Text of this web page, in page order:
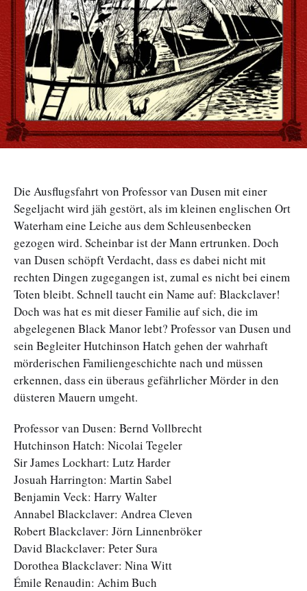
Die Ausflugsfahrt von Professor van Dusen mit einer
Segeljacht wird jäh gestört, als im kleinen englischen Ort
Waterham eine Leiche aus dem Schleusenbecken
gezogen wird. Scheinbar ist der Mann ertrunken. Doch
van Dusen schöpft Verdacht, dass es dabei nicht mit
rechten Dingen zugegangen ist, zumal es nicht bei einem
Toten bleibt. Schnell taucht ein Name auf: Blackclaver!
Doch was hat es mit dieser Familie auf sich, die im
abgelegenen Black Manor lebt? Professor van Dusen und
sein Begleiter Hutchinson Hatch gehen der wahrhaft
mörderischen Familiengeschichte nach und müssen
erkennen, dass ein überaus gefährlicher Mörder in den
düsteren Mauern umgeht.
Professor van Dusen: Bernd Vollbrecht
Hutchinson Hatch: Nicolai Tegeler
Sir James Lockhart: Lutz Harder
Josuah Harrington: Martin Sabel
Benjamin Veck: Harry Walter
Annabel Blackclaver: Andrea Cleven
Robert Blackclaver: Jörn Linnenbröker
David Blackclaver: Peter Sura
Dorothea Blackclaver: Nina Witt
Émile Renaudin: Achim Buch